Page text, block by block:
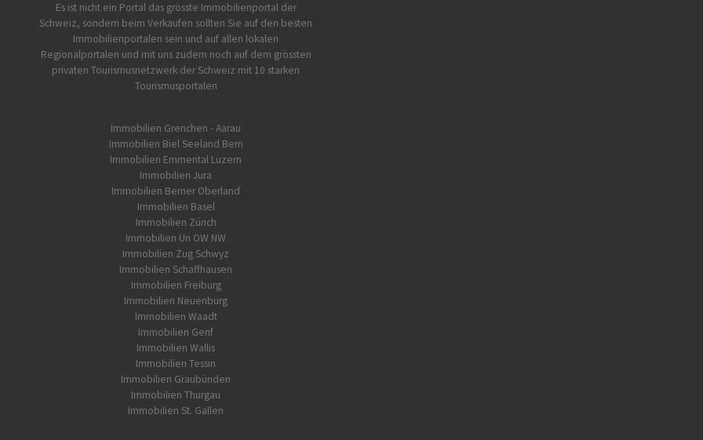
Es ist nicht ein Portal das grösste Immobilienportal der
Schweiz, sondern beim Verkaufen sollten Sie auf den besten
Immobilienportalen sein und auf allen lokalen
Regionalportalen und mit uns zudem noch auf dem grössten
privaten Tourismusnetzwerk der Schweiz mit 10 starken
Tourismusportalen
Immobilien Grenchen - Aarau
Immobilien Biel Seeland Bern
Immobilien Emmental Luzern
Immobilien Jura
Immobilien Berner Oberland
Immobilien Basel
Immobilien Zürich
Immobilien Uri OW NW
Immobilien Zug Schwyz
Immobilien Schaffhausen
Immobilien Freiburg
Immobilien Neuenburg
Immobilien Waadt
Immobilien Genf
Immobilien Wallis
Immobilien Tessin
Immobilien Graubünden
Immobilien Thurgau
Immobilien St. Gallen